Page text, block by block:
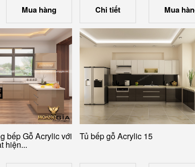
Mua hàng Chi tiết Mua
bếp Gỗ Acrylic với
hiện...
Tủ bếp gỗ Acrylic 15